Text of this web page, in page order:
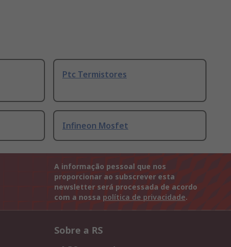
Ptc Termistores
Infineon Mosfet
A informação pessoal que nos
proporcionar ao subscrever esta
newsletter será processada de acordo
com a nossa política de privacidade.
Sobre a RS